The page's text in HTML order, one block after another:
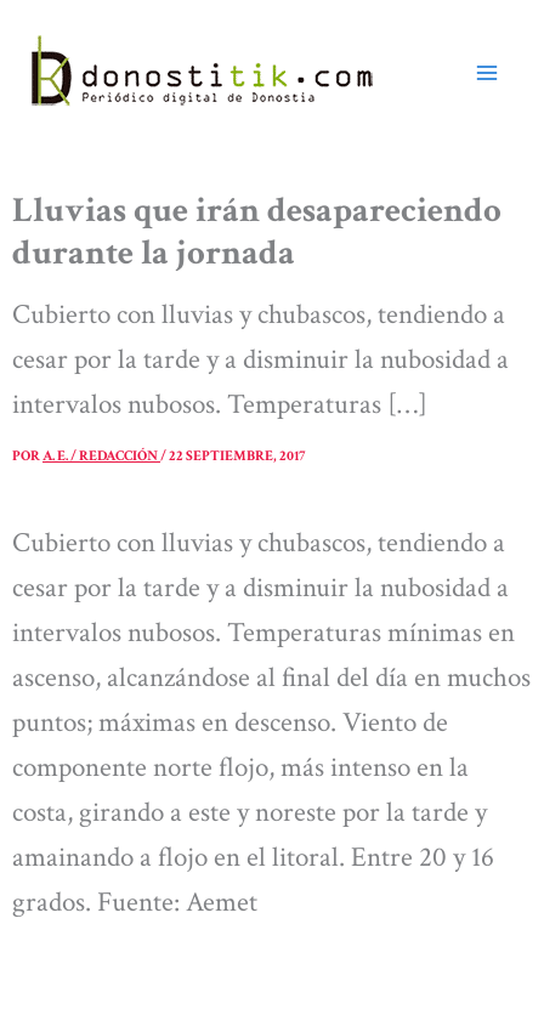
contenido
Lluvias que irán desapareciendo
durante la jornada
Cubierto con lluvias y chubascos, tendiendo a
cesar por la tarde y a disminuir la nubosidad a
intervalos nubosos. Temperaturas […]
PORA. E. / REDACCIÓN/22 SEPTIEMBRE, 2017
Cubierto con lluvias y chubascos, tendiendo a
cesar por la tarde y a disminuir la nubosidad a
intervalos nubosos. Temperaturas mínimas en
ascenso, alcanzándose al final del día en muchos
puntos; máximas en descenso. Viento de
componente norte flojo, más intenso en la
costa, girando a este y noreste por la tarde y
amainando a flojo en el litoral. Entre 20 y 16
grados. Fuente: Aemet